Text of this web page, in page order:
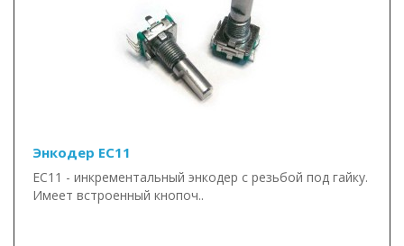
Энкодер EC11
EC11 - инкрементальный энкодер с резьбой под гайку.
Имеет встроенный кнопоч..